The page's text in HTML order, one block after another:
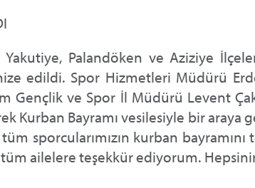
Palandöken ve Aziziye
edildi. Spor Hizmetleri Müdürü
Gençlik ve Spor İl Müdürü Levent
Kurban Bayramı vesilesiyle bir araya
sporcularımızın kurban bayramını
ailelere teşekkür ediyorum.